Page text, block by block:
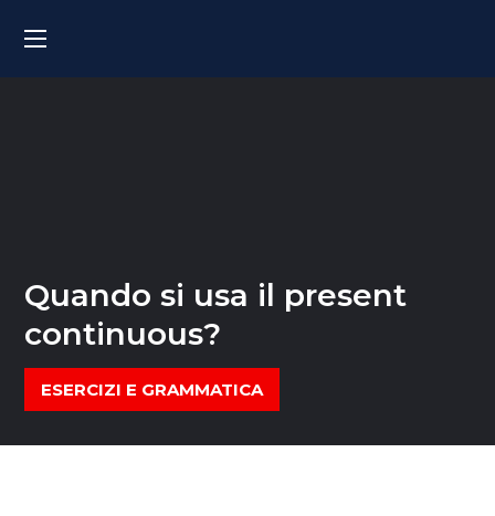
Quando si usa il present
continuous?
ESERCIZI E GRAMMATICA